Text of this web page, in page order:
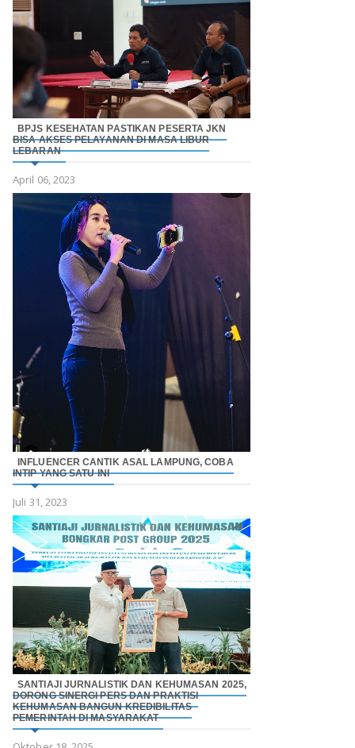
BPJS KESEHATAN PASTIKAN PESERTA JKN
BISA AKSES PELAYANAN DI MASA LIBUR
LEBARAN
April 06, 2023
INFLUENCER CANTIK ASAL LAMPUNG, COBA
INTIP YANG SATU INI
Juli 31, 2023
SANTIAJI JURNALISTIK DAN KEHUMASAN 2025,
DORONG SINERGI PERS DAN PRAKTISI
KEHUMASAN BANGUN KREDIBILITAS
PEMERINTAH DI MASYARAKAT